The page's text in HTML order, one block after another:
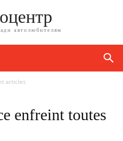
автолюбителям
articles
enfreint toutes